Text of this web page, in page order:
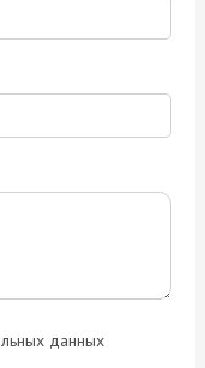
данных